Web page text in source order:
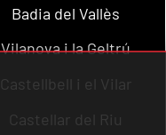
Badia del Vallès
Vilanova i la Geltrú
Castellbell i el Vilar
Castellar del Riu